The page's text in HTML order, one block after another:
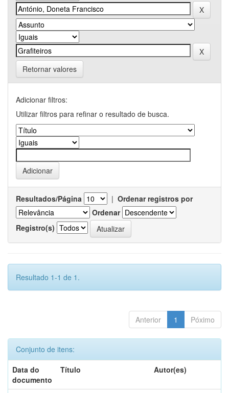
Retornar valores
Adicionar filtros:
Utilizar filtros para refinar o resultado de busca.
Resultados/Página | Ordenar registros por
Ordenar
Registro(s)
Resultado 1-1 de 1.
Anterior 1 Póximo
Conjunto de itens:
Data do
documento
Título Autor(es)